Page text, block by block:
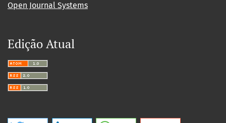
Open Journal Systems
Edição Atual